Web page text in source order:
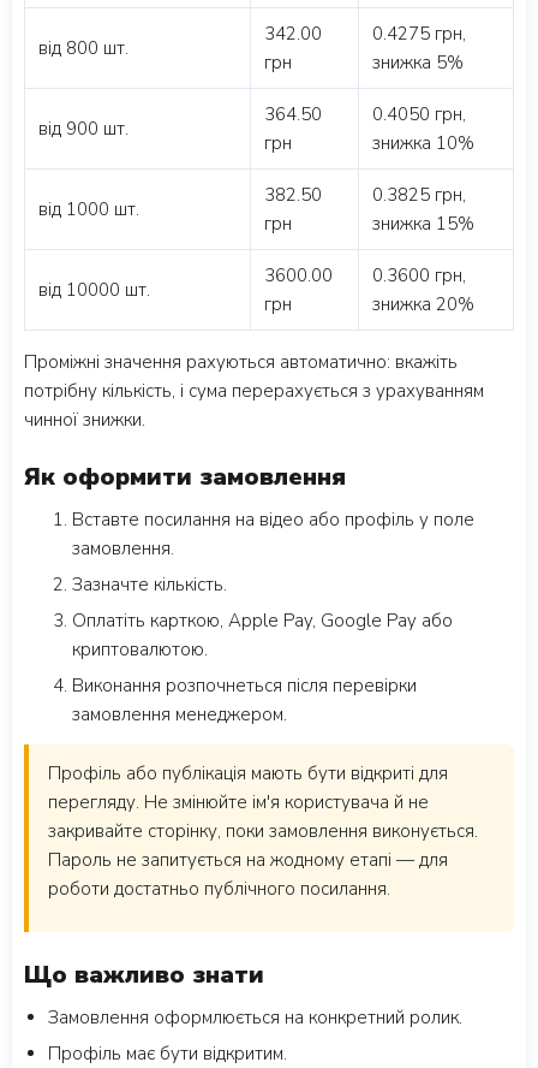
від 800 шт.
342.00
грн
0.4275 грн,
знижка 5%
від 900 шт.
364.50
грн
0.4050 грн,
знижка 10%
від 1000 шт.
382.50
грн
0.3825 грн,
знижка 15%
від 10000 шт.
3600.00
грн
0.3600 грн,
знижка 20%
Проміжні значення рахуються автоматично: вкажіть
потрібну кількість, і сума перерахується з урахуванням
чинної знижки.
Як оформити замовлення
Вставте посилання на відео або профіль у поле
замовлення.
Зазначте кількість.
Оплатіть карткою, Apple Pay, Google Pay або
криптовалютою.
Виконання розпочнеться після перевірки
замовлення менеджером.
Профіль або публікація мають бути відкриті для
перегляду. Не змінюйте ім'я користувача й не
закривайте сторінку, поки замовлення виконується.
Пароль не запитується на жодному етапі — для
роботи достатньо публічного посилання.
Що важливо знати
Замовлення оформлюється на конкретний ролик.
Профіль має бути відкритим.